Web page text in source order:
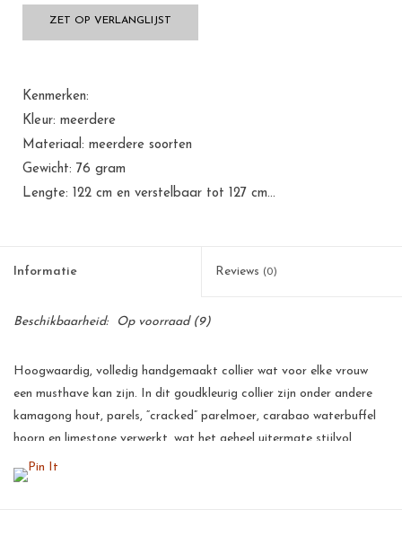
ZET OP VERLANGLIJST
Kenmerken:
Kleur: meerdere
Materiaal: meerdere soorten
Gewicht: 76 gram
Lengte: 122 cm en verstelbaar tot 127 cm...
Informatie Reviews (0)
Beschikbaarheid: Op voorraad(9)
Hoogwaardig, volledig handgemaakt collier wat voor elke vrouw
een musthave kan zijn. In dit goudkleurig collier zijn onder andere
kamagong hout, parels, “cracked” parelmoer, carabao waterbuffel
hoorn en limestone verwerkt, wat het geheel uitermate stijlvol
maakt. Deze verzorgen een prachtig accent en kunnen zowel bij
casual outfits als meer chique kleding worden gebruikt.